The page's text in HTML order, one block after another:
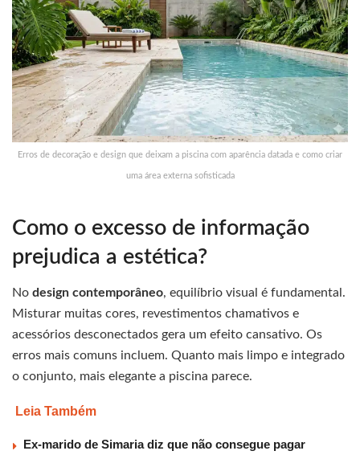
Erros de decoração e design que deixam a piscina com aparência datada e como criar
uma área externa sofisticada
Como o excesso de informação
prejudica a estética?
No design contemporâneo, equilíbrio visual é fundamental.
Misturar muitas cores, revestimentos chamativos e
acessórios desconectados gera um efeito cansativo. Os
erros mais comuns incluem. Quanto mais limpo e integrado
o conjunto, mais elegante a piscina parece.
Leia Também
Ex-marido de Simaria diz que não consegue pagar